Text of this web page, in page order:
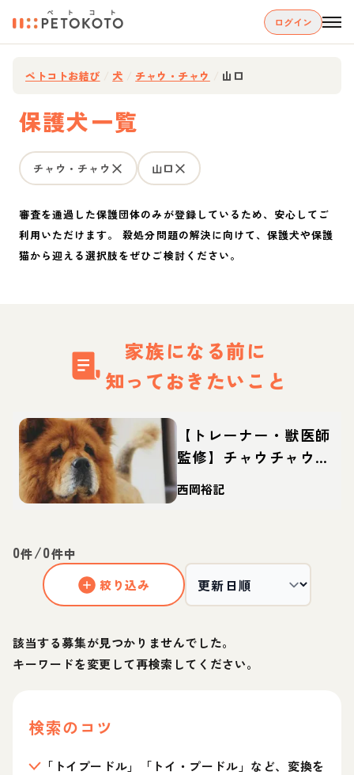
ログイン
ペトコトお結び 犬 チャウ・チャウ 山口
保護犬一覧
チャウ・チャウ 山口
審査を通過した保護団体のみが登録しているため、安心してご
利用いただけます。 殺処分問題の解決に向けて、保護犬や保護
猫から迎える選択肢をぜひご検討ください。
家族になる前に
知っておきたいこと
【トレーナー・獣医師
監修】チャウチャウっ
てどんな犬？性格・特
徴・育て方・迎え方
西岡裕記
0件/0件中
絞り込み
該当する募集が見つかりませんでした。
キーワードを変更して再検索してください。
検索のコツ
「トイプードル」「トイ・プードル」など、変換を